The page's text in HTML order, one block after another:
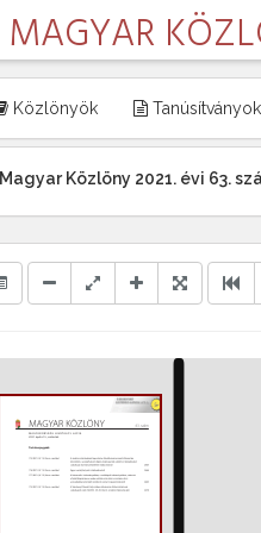
MAGYAR
Közlönyök Tanúsítványok
Magyar Közlöny 2021. évi 63.